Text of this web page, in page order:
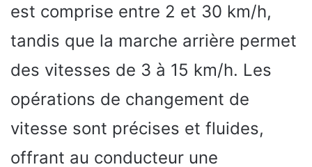
est comprise entre 2 et 30 km/h,
tandis que la marche arrière permet
des vitesses de 3 à 15 km/h. Les
opérations de changement de
vitesse sont précises et fluides,
offrant au conducteur une